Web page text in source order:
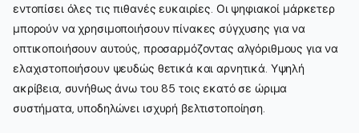
εντοπίσει όλες τις πιθανές ευκαιρίες. Οι ψηφιακοί μάρκετερ
μπορούν να χρησιμοποιήσουν πίνακες σύγχυσης για να
οπτικοποιήσουν αυτούς, προσαρμόζοντας αλγόριθμους για να
ελαχιστοποιήσουν ψευδώς θετικά και αρνητικά. Υψηλή
ακρίβεια, συνήθως άνω του 85 τοις εκατό σε ώριμα
συστήματα, υποδηλώνει ισχυρή βελτιστοποίηση.